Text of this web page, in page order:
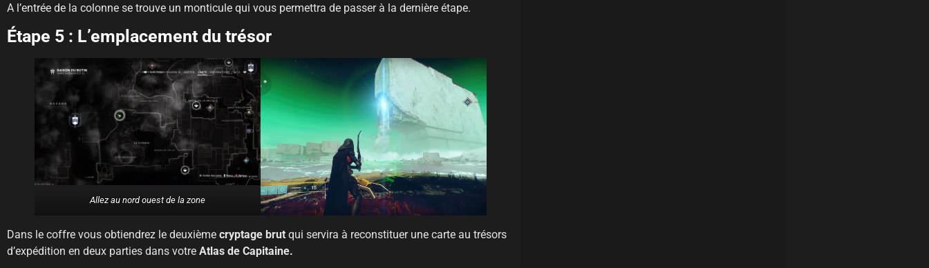
A l’entrée de la colonne se trouve un monticule qui vous permettra de passer à la dernière étape.
Étape 5 : L’emplacement du trésor
Allez au nord ouest de la zone
Dans le coffre vous obtiendrez le deuxième cryptage brut qui servira à reconstituer une carte au trésors
d’expédition en deux parties dans votre Atlas de Capitaine.